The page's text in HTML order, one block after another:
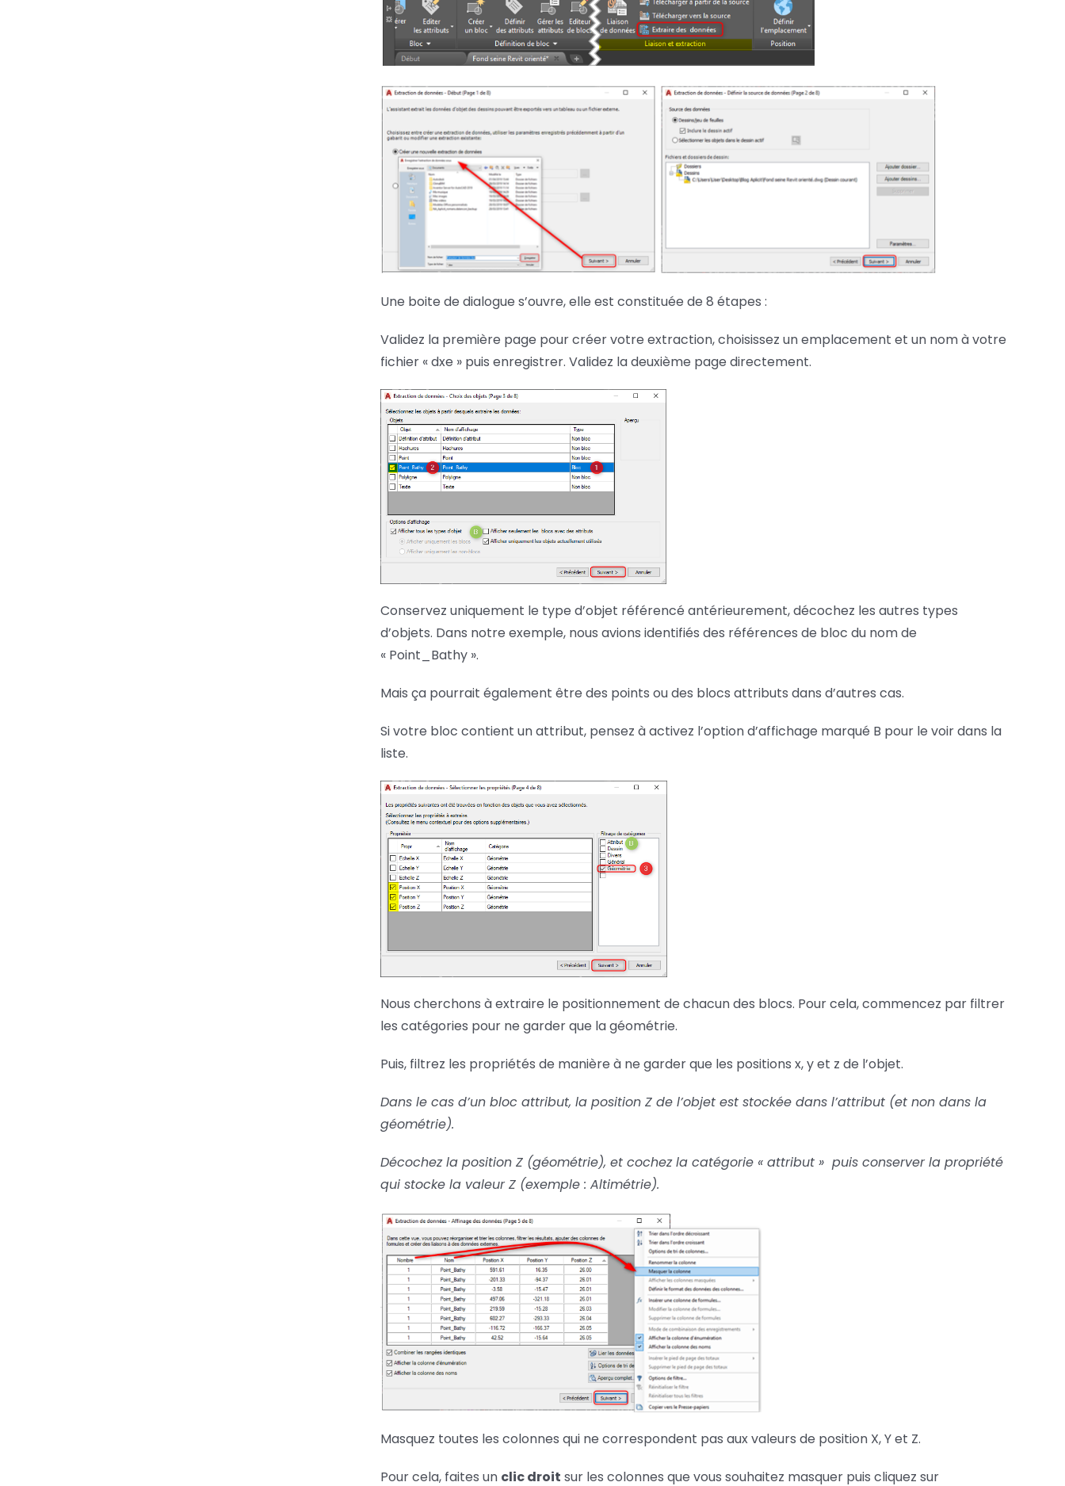
Une boite de dialogue s’ouvre, elle est constituée de 8 étapes :
Validez la première page pour créer votre extraction, choisissez un emplacement et un nom à votre
fichier « dxe » puis enregistrer. Validez la deuxième page directement.
Conservez uniquement le type d’objet référencé antérieurement, décochez les autres types
d’objets. Dans notre exemple, nous avions identifiés des références de bloc du nom de
« Point_Bathy ».
Mais ça pourrait également être des points ou des blocs attributs dans d’autres cas.
Si votre bloc contient un attribut, pensez à activez l’option d’affichage marqué B pour le voir dans la
liste.
Nous cherchons à extraire le positionnement de chacun des blocs. Pour cela, commencez par filtrer
les catégories pour ne garder que la géométrie.
Puis, filtrez les propriétés de manière à ne garder que les positions x, y et z de l’objet.
Dans le cas d’un bloc attribut, la position Z de l’objet est stockée dans l’attribut (et non dans la
géométrie).
Décochez la position Z (géométrie), et cochez la catégorie « attribut » puis conserver la propriété
qui stocke la valeur Z (exemple : Altimétrie).
Masquez toutes les colonnes qui ne correspondent pas aux valeurs de position X, Y et Z.
Pour cela, faites un clic droit sur les colonnes que vous souhaitez masquer puis cliquez sur